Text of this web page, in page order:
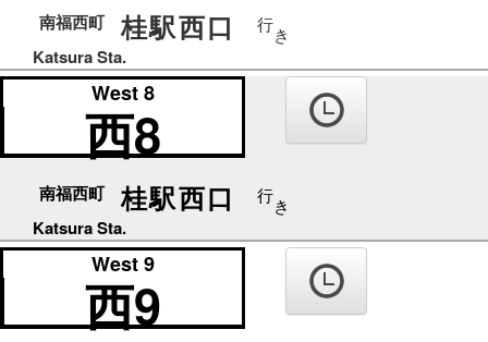
南福西町 桂駅西口 行き
Katsura Sta.
West 8
西8
南福西町 桂駅西口 行き
Katsura Sta.
West 9
西9